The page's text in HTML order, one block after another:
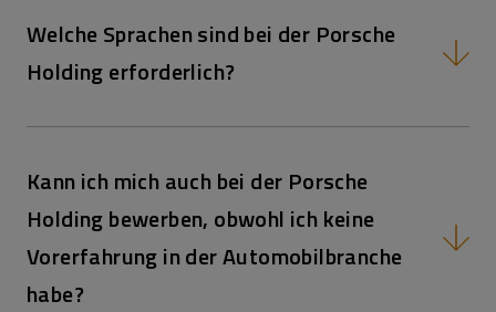
Welche Sprachen sind bei der Porsche
Holding erforderlich?
Kann ich mich auch bei der Porsche
Holding bewerben, obwohl ich keine
Vorerfahrung in der Automobilbranche
habe?